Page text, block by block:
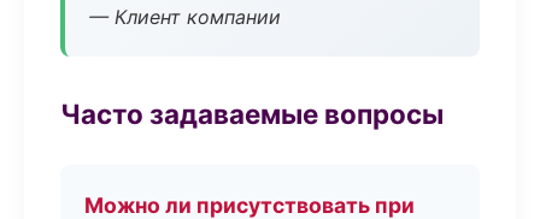
— Клиент компании
Часто задаваемые вопросы
Можно ли присутствовать при